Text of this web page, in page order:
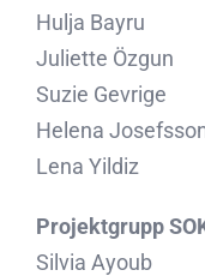
Hulja Bayru
Juliette Özgun
Suzie Gevrige
Helena
Lena Yildiz
Projektgrupp
Silvia Ayoub